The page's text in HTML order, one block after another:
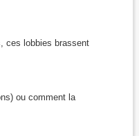
ces lobbies brassent
ou comment la